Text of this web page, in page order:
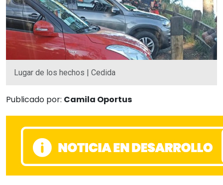
Lugar de los hechos | Cedida
Publicado por: Camila Oportus